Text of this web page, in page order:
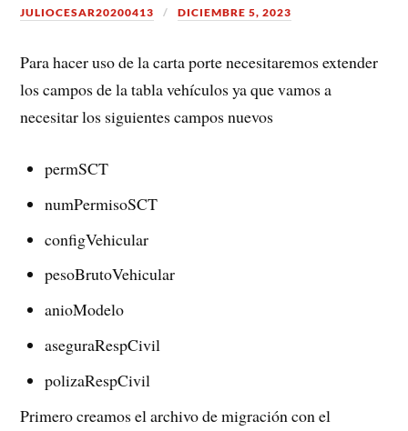
JULIOCESAR20200413 DICIEMBRE 5, 2023
Para hacer uso de la carta porte necesitaremos extender
los campos de la tabla vehículos ya que vamos a
necesitar los siguientes campos nuevos
permSCT
numPermisoSCT
configVehicular
pesoBrutoVehicular
anioModelo
aseguraRespCivil
polizaRespCivil
Primero creamos el archivo de migración con el